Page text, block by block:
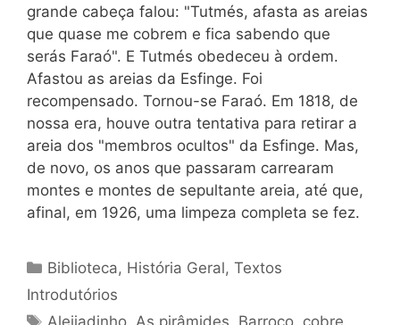
grande cabeça falou: "Tutmés, afasta as areias
que quase me cobrem e fica sabendo que
serás Faraó". E Tutmés obedeceu à ordem.
Afastou as areias da Esfinge. Foi
recompensado. Tornou-se Faraó. Em 1818, de
nossa era, houve outra tentativa para retirar a
areia dos "membros ocultos" da Esfinge. Mas,
de novo, os anos que passaram carrearam
montes e montes de sepultante areia, até que,
afinal, em 1926, uma limpeza completa se fez.
Categorias
Biblioteca, História Geral,Textos
Introdutórios
Tags